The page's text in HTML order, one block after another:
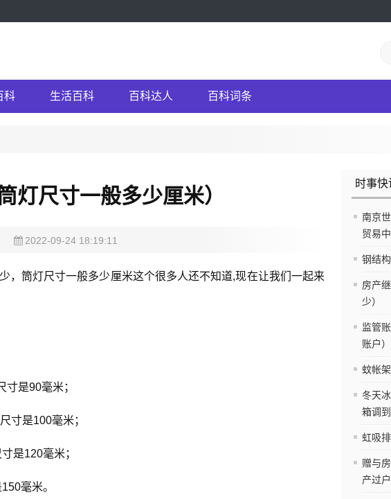
科 生活百科 百科达人 百科词条
时事快
南京
贸易
钢结
房产
少）
监管
账户）
蚊帐
冬天
箱调
虹吸
赠与
产过户
灯尺寸一般多少厘米）
2022-09-24 18:19:11
，筒灯尺寸一般多少厘米这个很多人还不知道,现在让我们一起来
是90毫米；
寸是100毫米；
是120毫米；
毫米。